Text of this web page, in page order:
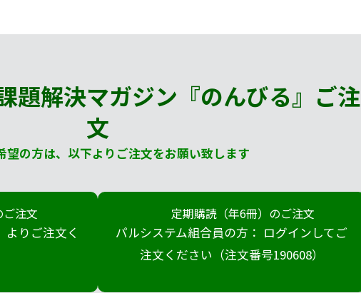
題解決マガジン『のんびる』 ご注
文
望の方は、以下よりご注文をお願い致します
注文
よりご注文く
定期購読（年6冊）のご注文
パルシステム組合員の方： ログインしてご
注文ください（注文番号190608）